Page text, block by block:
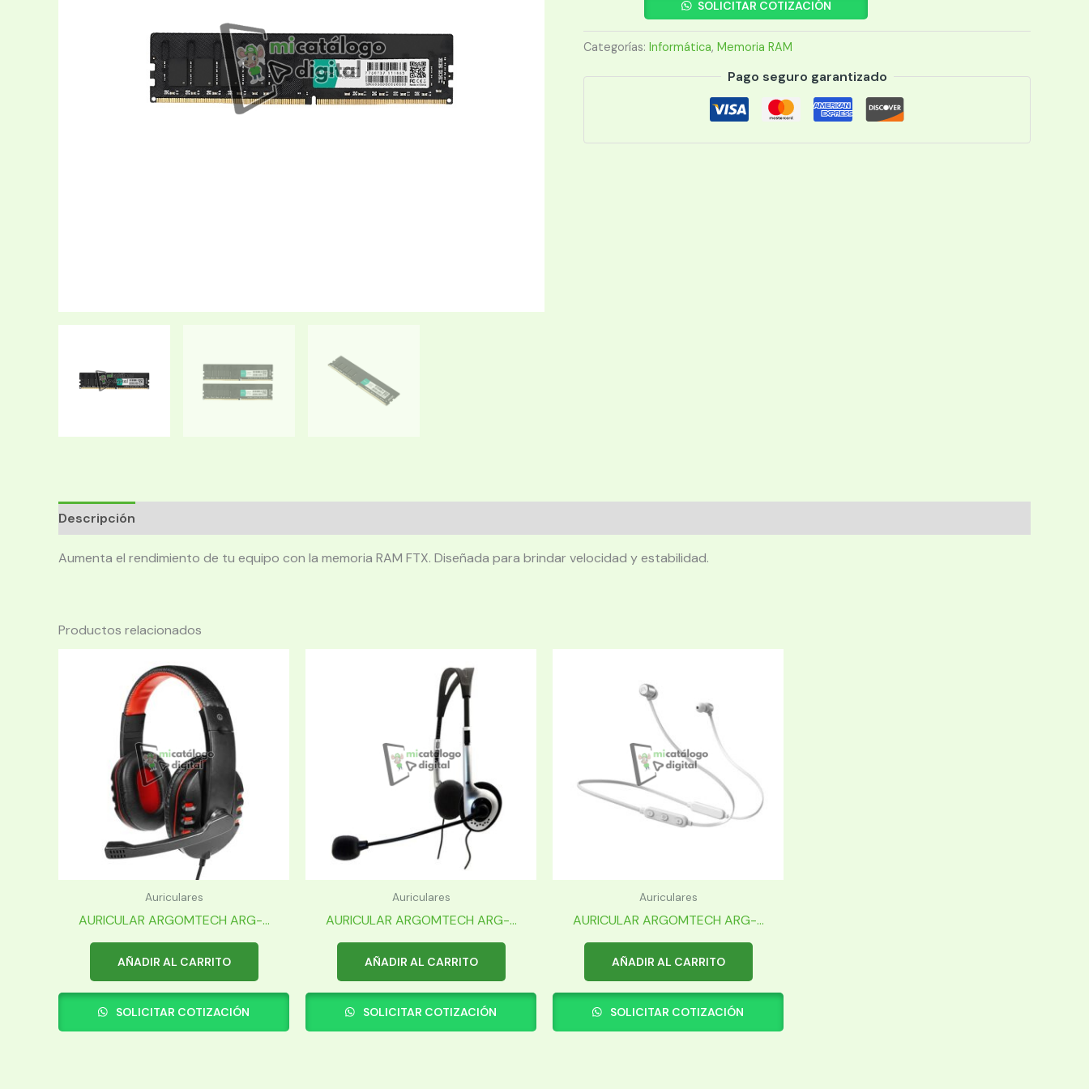
16G
111665
SOLICITAR COTIZACIÓN
Categorías: Informática, Memoria RAM
Pago seguro garantizado
Descripción
Aumenta el rendimiento de tu equipo con la memoria RAM FTX. Diseñada para brindar velocidad y estabilidad.
Productos relacionados
Auriculares
AURICULAR ARGOMTECH ARG-...
AÑADIR AL CARRITO
SOLICITAR COTIZACIÓN
Auriculares
AURICULAR ARGOMTECH ARG-...
AÑADIR AL CARRITO
SOLICITAR COTIZACIÓN
Auriculares
AURICULAR ARGOMTECH ARG-...
AÑADIR AL CARRITO
SOLICITAR COTIZACIÓN